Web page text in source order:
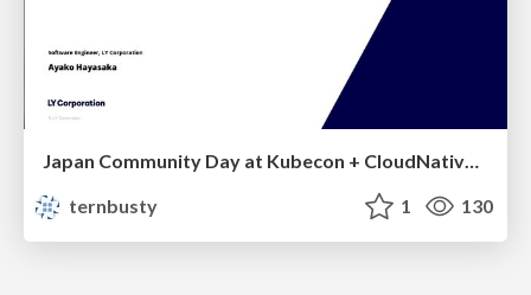
Japan Community Day at Kubecon + CloudNativeCon Japan 2026: Learning Container Privilege Control by Building My Own Low-Level Container Runtime
ternbusty
1 130